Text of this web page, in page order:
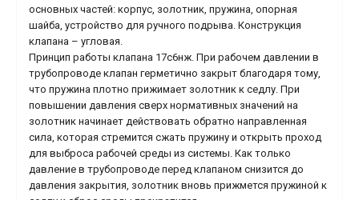
основных частей: корпус, золотник, пружина, опорная
шайба, устройство для ручного подрыва. Конструкция
клапана – угловая.
Принцип работы клапана 17с6нж. При рабочем давлении в
трубопроводе клапан герметично закрыт благодаря тому,
что пружина плотно прижимает золотник к седлу. При
повышении давления сверх нормативных значений на
золотник начинает действовать обратно направленная
сила, которая стремится сжать пружину и открыть проход
для выброса рабочей среды из системы. Как только
давление в трубопроводе перед клапаном снизится до
давления закрытия, золотник вновь прижмется пружиной к